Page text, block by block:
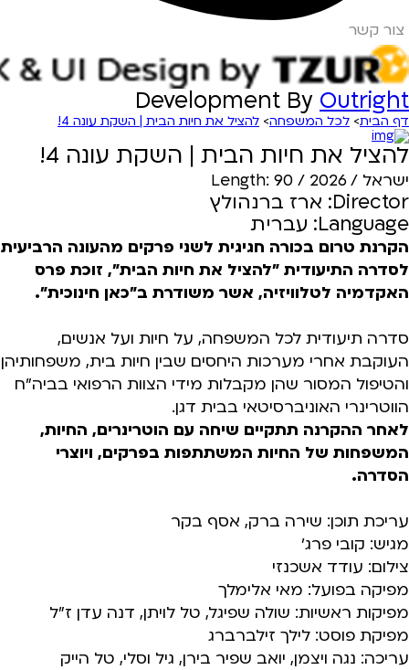
צור קשר
Development By Outright
דף הבית> לכל המשפחה> להציל את חיות הבית | השקת עונה 4!
להציל את חיות הבית | השקת עונה 4!
ישראל / 2026 / Length: 90
Director: ארז ברנהולץ
Language: עברית
הקרנת טרום בכורה חגיגית לשני פרקים מהעונה הרביעית
לסדרה התיעודית "להציל את חיות הבית", זוכת פרס
האקדמיה לטלוויזיה, אשר משודרת ב"כאן חינוכית".
סדרה תיעודית לכל המשפחה, על חיות ועל אנשים,
העוקבת אחרי מערכות היחסים שבין חיות בית, משפחותיהן
והטיפול המסור שהן מקבלות מידי הצוות הרפואי בביה"ח
הווטרינרי האוניברסיטאי בבית דגן.
לאחר ההקרנה תתקיים שיחה עם הוטרינרים, החיות,
המשפחות של החיות המשתתפות בפרקים, ויוצרי
הסדרה.
עריכת תוכן: שירה ברק, אסף בקר
מגיש: קובי פרג'
צילום: עודד אשכנזי
מפיקה בפועל: מאי אלימלך
מפיקות ראשיות: שולה שפיגל, טל לויתן, דנה עדן ז״ל
מפיקת פוסט: לילך זילברברג
עריכה: נגה ויצמן, יואב שפיר בירן, גיל וסלי, טל הייק